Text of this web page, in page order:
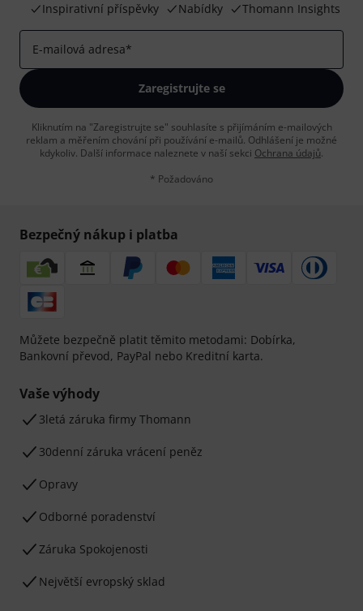
Inspirativní příspěvky
Nabídky Thomann Insights
E-mailová adresa*
Zaregistrujte se
Kliknutím na "Zaregistrujte se" souhlasíte s přijímáním e-mailových
reklam a měřením chování při používání e-mailů. Odhlášení je možné
kdykoliv. Další informace naleznete v naší sekci Ochrana údajů.
* Požadováno
Bezpečný nákup i platba
Můžete bezpečně platit těmito metodami: Dobírka,
Bankovní převod, PayPal nebo Kreditní karta.
Vaše výhody
3letá záruka firmy Thomann
30denní záruka vrácení peněz
Opravy
Odborné poradenství
Záruka Spokojenosti
Největší evropský sklad